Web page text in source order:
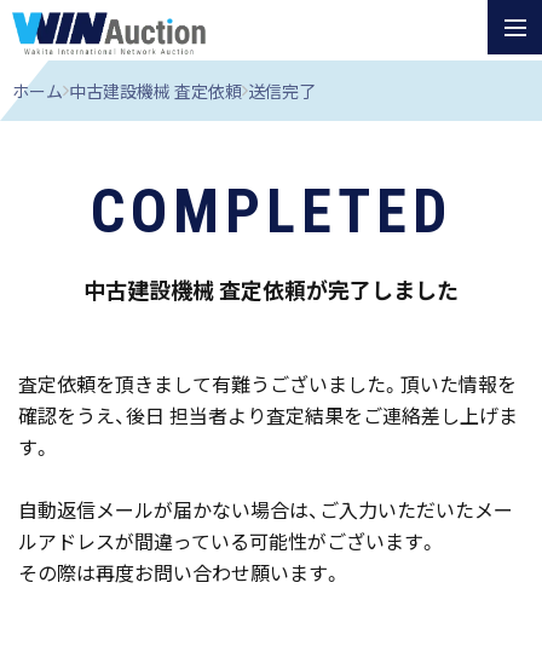
ホーム 中古建設機械 査定依頼 送信完了
COMPLETED
中古建設機械 査定依頼が完了しました
査定依頼を頂きまして有難うございました。頂いた情報を
確認をうえ、後日 担当者より査定結果をご連絡差し上げま
す。
自動返信メールが届かない場合は、ご入力いただいたメー
ルアドレスが間違っている可能性がございます。
その際は再度お問い合わせ願います。